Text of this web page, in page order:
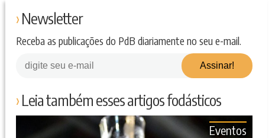
Newsletter
Receba as publicações do PdB diariamente no seu e-mail.
Leia também esses artigos fodásticos
Eventos